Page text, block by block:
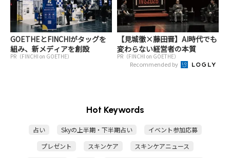
GOETHEとFINCHIがタッグを
組み、新メディアを創設
PR（FINCHI on GOETHE）
【見城徹×藤田晋】AI時代でも
変わらない経営者の本質
PR（FINCHI on GOETHE）
Recommended by
Hot Keywords
占い Skyの上半期・下半期占い
イベント参加応募
プレゼント
スキンケア
スキンケアニュース